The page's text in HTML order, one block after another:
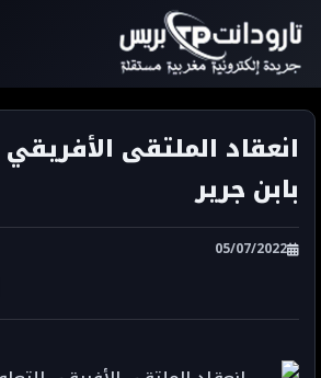
انعقاد الملتقى الأفريقي
بابن جرير
05/07/2022